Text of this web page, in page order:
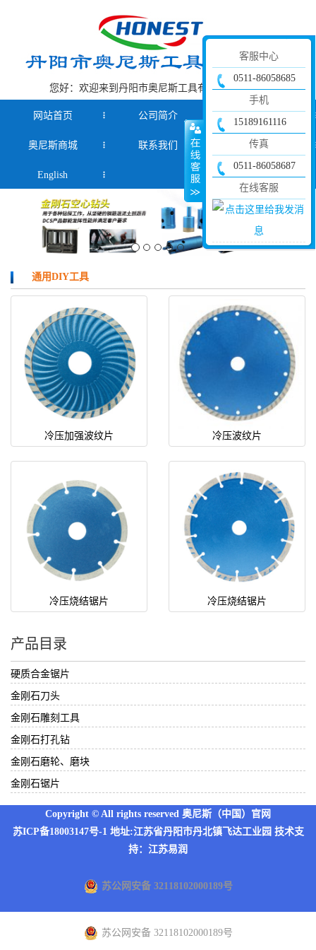
您好：欢迎来到丹阳市奥尼斯工具有限公司官网！
网站首页 公司简介
奥尼斯商城 联系我们 新闻资讯
English
通用DIY工具
冷压加强波纹片 冷压波纹片
冷压烧结锯片 冷压烧结锯片
产品目录
硬质合金锯片
金刚石刀头
金刚石雕刻工具
金刚石打孔钻
金刚石磨轮、磨块
金刚石锯片
Copyright © All rights reserved 奥尼斯（中国）官网
苏ICP备18003147号-1 地址:江苏省丹阳市丹北镇飞达工业园 技术支
持： 江苏易润
苏公网安备 32118102000189号
苏公网安备 32118102000189号
客服中心
0511-86058685
手机
15189161116
传真
0511-86058687
在线客服